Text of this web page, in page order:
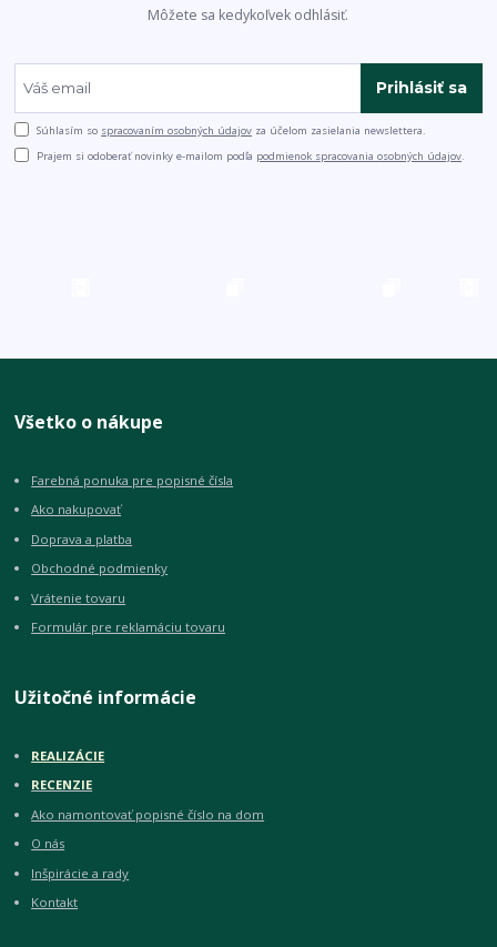
Môžete sa kedykoľvek odhlásiť.
Prihlásiť sa
Súhlasím so spracovaním osobných údajov za účelom zasielania newslettera.
Prajem si odoberať novinky e-mailom podľa podmienok spracovania osobných údajov
Všetko o nákupe
Farebná ponuka pre popisné čísla
Ako nakupovať
Doprava a platba
Obchodné podmienky
Vrátenie tovaru
Formulár pre reklamáciu tovaru
Užitočné informácie
REALIZÁCIE
RECENZIE
Ako namontovať popisné číslo na dom
O nás
Inšpirácie a rady
Kontakt